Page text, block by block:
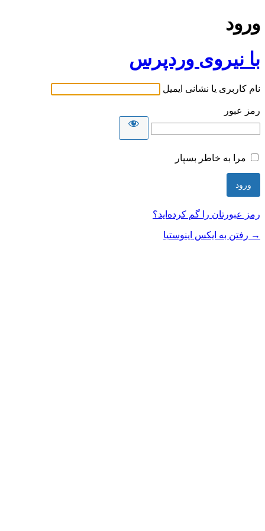
ورود
با نیروی وردپرس
نام کاربری یا نشانی ایمیل
رمز عبور
مرا به خاطر بسپار
رمز عبورتان را گم کرده‌اید؟
→ رفتن به ایکس اینوستیا